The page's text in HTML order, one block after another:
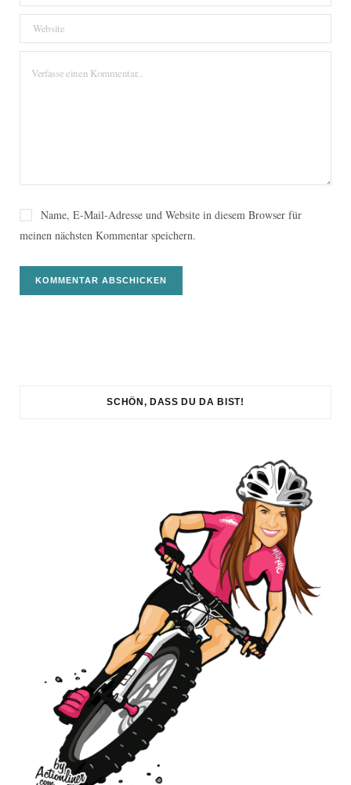
Name, E-Mail-Adresse und Website in diesem Browser für
meinen nächsten Kommentar speichern.
SCHÖN, DASS DU DA BIST!